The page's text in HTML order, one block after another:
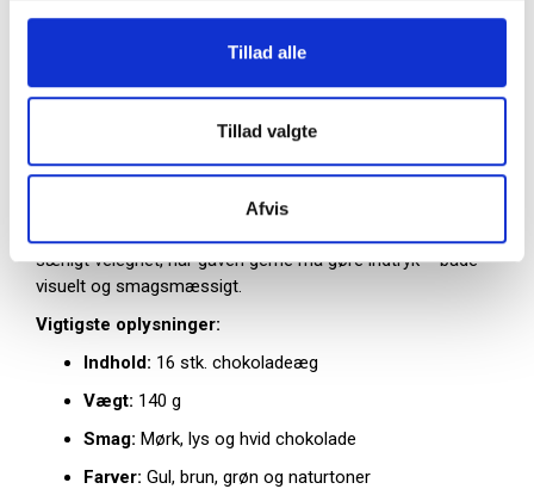
Tillad alle
Tillad valgte
Afvis
forårsstemningen og gør gaven oplagt som en
selvstændig påskeløsning eller som del af en større
En farverig påskegave med klassisk
chokoladehåndværk
Eggcellent-serien er kendetegnet ved sit rene udtryk og
fokus på velsmag. Kombinationen af farverige
særligt velegnet, når gaven gerne må gøre indtryk – både
visuelt og smagsmæssigt.
Vigtigste oplysninger:
Indhold: 16 stk. chokoladeæg
Vægt: 140 g
Smag: Mørk, lys og hvid chokolade
Farver: Gul, brun, grøn og naturtoner